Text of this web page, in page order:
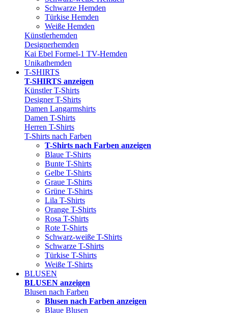
Schwarze Hemden
Türkise Hemden
Weiße Hemden
Künstlerhemden
Designerhemden
Kai Ebel Formel-1 TV-Hemden
Unikathemden
T-SHIRTS
T-SHIRTS anzeigen
Künstler T-Shirts
Designer T-Shirts
Damen Langarmshirts
Damen T-Shirts
Herren T-Shirts
T-Shirts nach Farben
T-Shirts nach Farben anzeigen
Blaue T-Shirts
Bunte T-Shirts
Gelbe T-Shirts
Graue T-Shirts
Grüne T-Shirts
Lila T-Shirts
Orange T-Shirts
Rosa T-Shirts
Rote T-Shirts
Schwarz-weiße T-Shirts
Schwarze T-Shirts
Türkise T-Shirts
Weiße T-Shirts
BLUSEN
BLUSEN anzeigen
Blusen nach Farben
Blusen nach Farben anzeigen
Blaue Blusen